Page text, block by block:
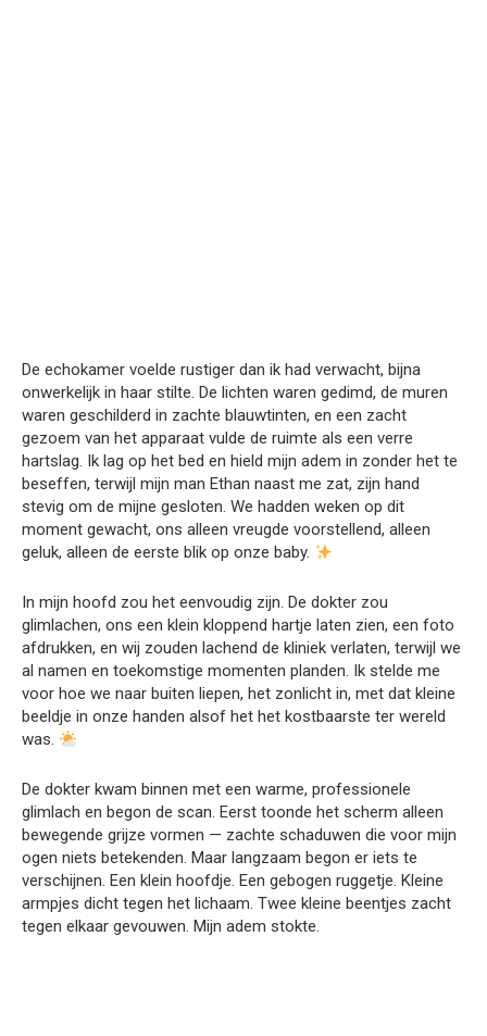
De echokamer voelde rustiger dan ik had verwacht, bijna
onwerkelijk in haar stilte. De lichten waren gedimd, de muren
waren geschilderd in zachte blauwtinten, en een zacht
gezoem van het apparaat vulde de ruimte als een verre
hartslag. Ik lag op het bed en hield mijn adem in zonder het te
beseffen, terwijl mijn man Ethan naast me zat, zijn hand
stevig om de mijne gesloten. We hadden weken op dit
moment gewacht, ons alleen vreugde voorstellend, alleen
geluk, alleen de eerste blik op onze baby.
In mijn hoofd zou het eenvoudig zijn. De dokter zou
glimlachen, ons een klein kloppend hartje laten zien, een foto
afdrukken, en wij zouden lachend de kliniek verlaten, terwijl we
al namen en toekomstige momenten planden. Ik stelde me
voor hoe we naar buiten liepen, het zonlicht in, met dat kleine
beeldje in onze handen alsof het het kostbaarste ter wereld
was.
De dokter kwam binnen met een warme, professionele
glimlach en begon de scan. Eerst toonde het scherm alleen
bewegende grijze vormen — zachte schaduwen die voor mijn
ogen niets betekenden. Maar langzaam begon er iets te
verschijnen. Een klein hoofdje. Een gebogen ruggetje. Kleine
armpjes dicht tegen het lichaam. Twee kleine beentjes zacht
tegen elkaar gevouwen. Mijn adem stokte.